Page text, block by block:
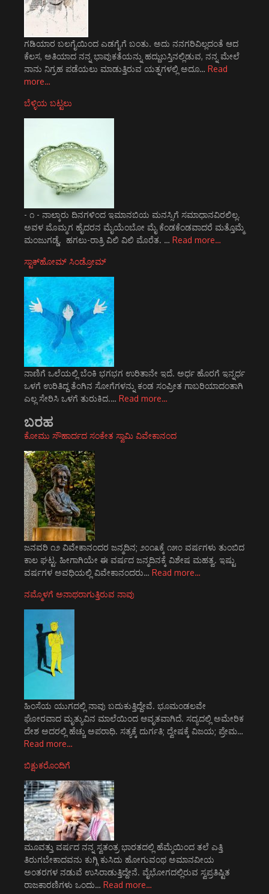
ಗಡಿಯಾರ ಬಲಗೈಯಿಂದ ಎಡಗೈಗೆ ಬಂತು. ಅದು ನನಗರಿವಿಲ್ಲದಂತೆ ಆದ
ಕೆಲಸ, ಅತಿಯಾದ ನನ್ನ ಭಾವುಕತೆಯನ್ನು ಹದ್ದುಬಸ್ತಿನಲ್ಲಿಡುವ, ನನ್ನ ಮೇಲೆ
ನಾನು ನಿಗ್ರಹ ಪಡೆಯಲು ಮಾಡುತ್ತಿರುವ ಯತ್ನಗಳಲ್ಲಿ ಅದೂ… Read
more…
ಬೆಳ್ಳಿಯ ಬಟ್ಟಲು
- ೧ - ನಾಲ್ಕಾರು ದಿನಗಳಿಂದ ಇಮಾನಬಿಯ ಮನಸ್ಸಿಗೆ ಸಮಾಧಾನವಿರಲಿಲ್ಲ.
ಅವಳ ಮೊಮ್ಮಗ ಹೈದರನ ಮೈಯೆಂಬೋ ಮೈ ಕೆಂಡಕೆಂಡವಾದರೆ ಮತ್ತೊಮ್ಮೆ
ಮಂಜುಗಡ್ಡೆ. ಹಗಲು-ರಾತ್ರಿ ವಿಲಿ ವಿಲಿ ಮೊರೆತ. … Read more…
ಸ್ಟಾಕ್‌ಹೋಮ್ ಸಿಂಡ್ರೋಮ್
ನಾಣಿಗೆ ಒಲೆಯಲ್ಲಿ ಬೆಂಕಿ ಭಗಭಗ ಉರಿತಾನೇ ಇದೆ. ಅರ್ಧ ಹೊರಗೆ ಇನ್ನರ್ಧ
ಒಳಗೆ ಉರಿತಿದ್ದ ತೆಂಗಿನ ಸೋಗೆಗಳನ್ನು ಕಂಡ ಸಂಪ್ರೀತ ಗಾಬರಿಯಾದಂತಾಗಿ
ಎಲ್ಲ ಸೇರಿಸಿ ಒಳಗೆ ತುರುಕಿದ.… Read more…
ಬರಹ
ಕೋಮು ಸೌಹಾರ್ದದ ಸಂಕೇತ ಸ್ವಾಮಿ ವಿವೇಕಾನಂದ
ಜನವರಿ ೧೨ ವಿವೇಕಾನಂದರ ಜನ್ಮದಿನ; ೨೦೧೩ಕ್ಕೆ ೧೫೦ ವರ್ಷಗಳು ತುಂಬಿದ
ಕಾಲ ಘಟ್ಟ. ಹೀಗಾಗಿಯೇ ಈ ವರ್ಷದ ಜನ್ಮದಿನಕ್ಕೆ ವಿಶೇಷ ಮಹತ್ವ. ಇಷ್ಟು
ವರ್ಷಗಳ ಅವಧಿಯಲ್ಲಿ ವಿವೇಕಾನಂದರು… Read more…
ನಮ್ಮೊಳಗೆ ಅನಾಥರಾಗುತ್ತಿರುವ ನಾವು
ಹಿಂಸೆಯ ಯುಗದಲ್ಲಿ ನಾವು ಬದುಕುತ್ತಿದ್ದೇವೆ. ಭೂಮಂಡಲವೇ
ಘೋರವಾದ ಮೃತ್ಯುವಿನ ಮಾಲೆಯಿಂದ ಆವೃತವಾಗಿದೆ. ಸದ್ಯದಲ್ಲಿ ಅಮೇರಿಕ
ದೇಶ ಅದರಲ್ಲಿ ಹೆಚ್ಚು ಅಪರಾಧಿ. ಸತ್ಯಕ್ಕೆ ದುರ್ಗತಿ; ದ್ವೇಷಕ್ಕೆ ವಿಜಯ; ಪ್ರೇಮ…
Read more…
ಬಿಕ್ಷುಕರೊಂದಿಗೆ
ಮೂವತ್ತು ವರ್ಷದ ನನ್ನ ಸ್ವತಂತ್ರ ಭಾರತದಲ್ಲಿ ಹೆಮ್ಮೆಯಿಂದ ತಲೆ ಎತ್ತಿ
ತಿರುಗಬೇಕಾದವನು ಕುಗ್ಗಿ ಕುಸಿದು ಹೋಗುವಂಥ ಅಮಾನವೀಯ
ಅಂತರಗಳ ನಡುವೆ ಉಸಿರಾಡುತ್ತಿದ್ದೇನೆ. ವೈಭೋಗದಲ್ಲಿರುವ ಸ್ವಪ್ರತಿಷ್ಟಿತ
ರಾಜಕಾರಣಿಗಳು ಒಂದು… Read more…